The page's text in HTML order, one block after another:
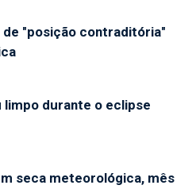
de "posição contraditória"
limpo durante o eclipse
seca meteorológica, mês